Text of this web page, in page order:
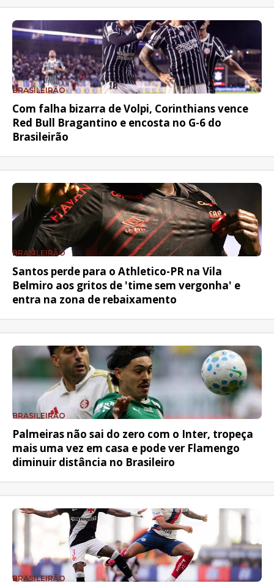
BRASILEIRÃO
Com falha bizarra de Volpi, Corinthians vence
Red Bull Bragantino e encosta no G-6 do
Brasileirão
BRASILEIRÃO
Santos perde para o Athletico-PR na Vila
Belmiro aos gritos de 'time sem vergonha' e
entra na zona de rebaixamento
BRASILEIRÃO
Palmeiras não sai do zero com o Inter, tropeça
mais uma vez em casa e pode ver Flamengo
diminuir distância no Brasileiro
BRASILEIRÃO